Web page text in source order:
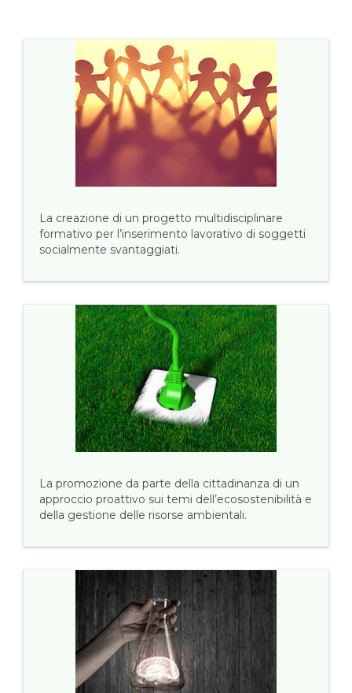
La creazione di un progetto multidisciplinare
formativo per l’inserimento lavorativo di soggetti
socialmente svantaggiati.
La promozione da parte della cittadinanza di un
approccio proattivo sui temi dell’ecosostenibilità e
della gestione delle risorse ambientali.